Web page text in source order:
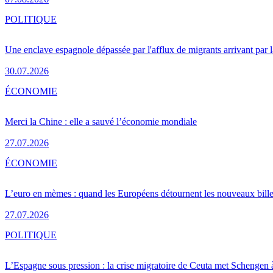
Une enclave espagnole dépassée par l'afflux de migrants arrivant par
30.07.2026
POLITIQUE
Merci la Chine : elle a sauvé l’économie mondiale
27.07.2026
ÉCONOMIE
L’euro en mèmes : quand les Européens détournent les nouveaux
27.07.2026
ÉCONOMIE
L’Espagne sous pression : la crise migratoire de Ceuta met Schengen
POLITIQUE